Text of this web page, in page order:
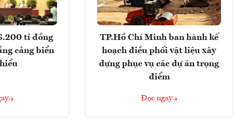
tỉ đồng
cảng biển
TP.Hồ Chí Minh ban hành kế
hoạch điều phối vật liệu xây
dựng phục vụ các dự án trọng
điểm
Đọc ngay